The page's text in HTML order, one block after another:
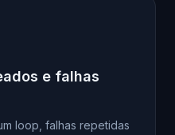
e falhas
loop, falhas repetidas